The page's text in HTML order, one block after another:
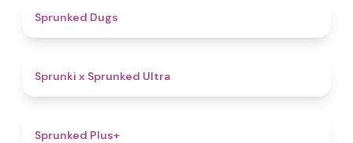
Sprunked Dugs
Sprunki x Sprunked Ultra
Sprunked Plus+